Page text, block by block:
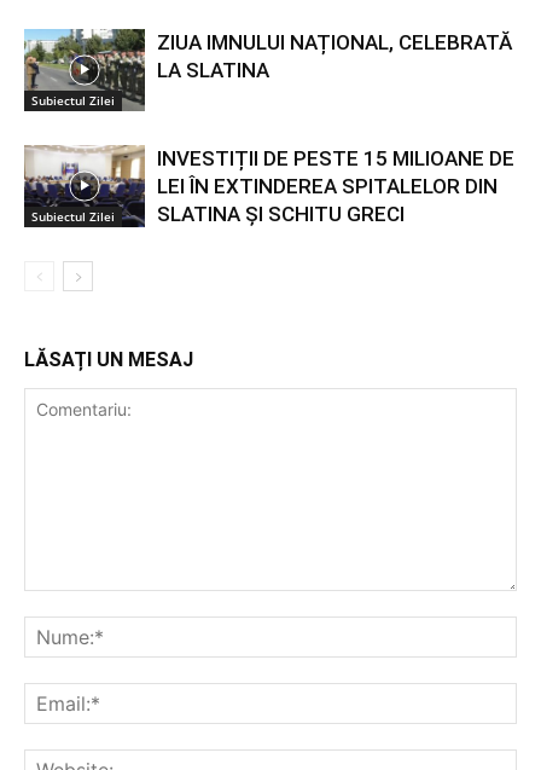
Subiectul Zilei
ZIUA IMNULUI NAȚIONAL, CELEBRATĂ
LA SLATINA
Subiectul Zilei
INVESTIȚII DE PESTE 15 MILIOANE DE
LEI ÎN EXTINDEREA SPITALELOR DIN
SLATINA ȘI SCHITU GRECI
LĂSAȚI UN MESAJ